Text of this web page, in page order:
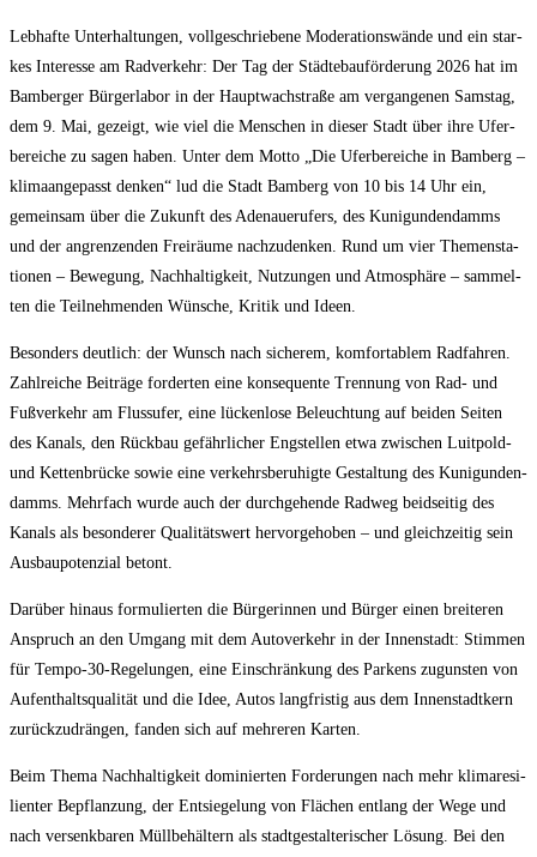
Leb­haf­te Unter­hal­tun­gen, voll­ge­schrie­be­ne Mode­ra­ti­ons­wän­de und ein star­
kes Inter­es­se am Rad­ver­kehr: Der Tag der Städ­te­bau­för­de­rung 2026 hat im
Bam­ber­ger Bür­ger­la­bor in der Haupt­wach­stra­ße am ver­gan­ge­nen Sams­tag,
dem 9. Mai, gezeigt, wie viel die Men­schen in die­ser Stadt über ihre Ufer­
be­rei­che zu sagen haben. Unter dem Mot­to „Die Ufer­be­rei­che in Bam­berg –
kli­ma­an­ge­passt den­ken“ lud die Stadt Bam­berg von 10 bis 14 Uhr ein,
gemein­sam über die Zukunft des Ade­naue­ru­fers, des Kuni­gun­den­damms
und der angren­zen­den Frei­räu­me nach­zu­den­ken. Rund um vier The­men­sta­
tio­nen – Bewe­gung, Nach­hal­tig­keit, Nut­zun­gen und Atmo­sphä­re – sam­mel­
ten die Teil­neh­men­den Wün­sche, Kri­tik und Ideen.
Beson­ders deut­lich: der Wunsch nach siche­rem, kom­for­ta­blem Rad­fah­ren.
Zahl­rei­che Bei­trä­ge for­der­ten eine kon­se­quen­te Tren­nung von Rad- und
Fuß­ver­kehr am Fluss­ufer, eine lücken­lo­se Beleuch­tung auf bei­den Sei­ten
des Kanals, den Rück­bau gefähr­li­cher Eng­stel­len etwa zwi­schen Luit­pold-
und Ket­ten­brü­cke sowie eine ver­kehrs­be­ru­hig­te Gestal­tung des Kuni­gun­den­
damms. Mehr­fach wur­de auch der durch­ge­hen­de Rad­weg beid­sei­tig des
Kanals als beson­de­rer Qua­li­täts­wert her­vor­ge­ho­ben – und gleich­zei­tig sein
Aus­bau­po­ten­zi­al betont.
Dar­über hin­aus for­mu­lier­ten die Bür­ge­rin­nen und Bür­ger einen brei­te­ren
Anspruch an den Umgang mit dem Auto­ver­kehr in der Innen­stadt: Stim­men
für Tem­po-30-Rege­lun­gen, eine Ein­schrän­kung des Par­kens zuguns­ten von
Auf­ent­halts­qua­li­tät und die Idee, Autos lang­fris­tig aus dem Innen­stadt­kern
zurück­zu­drän­gen, fan­den sich auf meh­re­ren Karten.
Beim The­ma Nach­hal­tig­keit domi­nier­ten For­de­run­gen nach mehr kli­ma­re­si­
li­en­ter Bepflan­zung, der Ent­sie­ge­lung von Flä­chen ent­lang der Wege und
nach ver­senk­ba­ren Müll­be­häl­tern als stadt­ge­stal­te­ri­scher Lösung. Bei den